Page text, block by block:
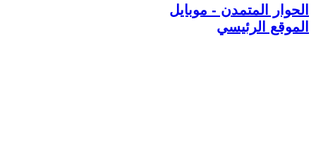
الحوار المتمدن - موبايل
الموقع الرئيسي